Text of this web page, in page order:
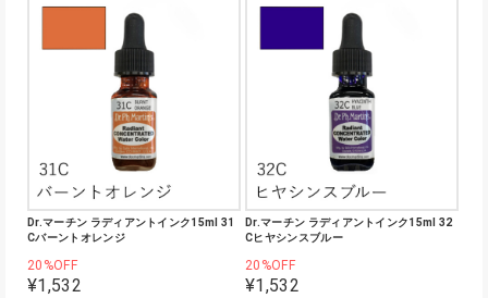
Dr.マーチン ラディアントインク15ml 31
Cバーントオレンジ
20%OFF
¥1,532
Dr.マーチン ラディアントインク15ml 32
Cヒヤシンスブルー
20%OFF
¥1,532